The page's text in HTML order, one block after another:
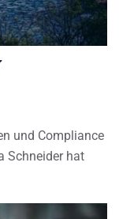
und Compliance
Schneider hat